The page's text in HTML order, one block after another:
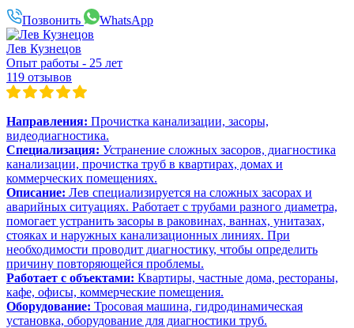
Позвонить WhatsApp
Лев Кузнецов
Опыт работы - 25 лет
119 отзывов
Направления: Прочистка канализации, засоры,
видеодиагностика.
Специализация: Устранение сложных засоров, диагностика
канализации, прочистка труб в квартирах, домах и
коммерческих помещениях.
Описание: Лев специализируется на сложных засорах и
аварийных ситуациях. Работает с трубами разного диаметра,
помогает устранить засоры в раковинах, ваннах, унитазах,
стояках и наружных канализационных линиях. При
необходимости проводит диагностику, чтобы определить
причину повторяющейся проблемы.
Работает с объектами: Квартиры, частные дома, рестораны,
кафе, офисы, коммерческие помещения.
Оборудование: Тросовая машина, гидродинамическая
установка, оборудование для диагностики труб.